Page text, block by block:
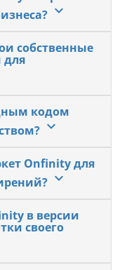
keyboard_arrow_down
собственные
для
кодом
keyboard_arrow_down
Onfinity для
keyboard_arrow_down
в версии
своего